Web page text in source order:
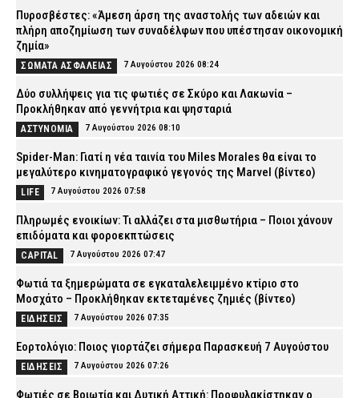
Πυροσβέστες: «Άμεση άρση της αναστολής των αδειών και
πλήρη αποζημίωση των συναδέλφων που υπέστησαν οικονομική
ζημία»
ΣΩΜΑΤΑ ΑΣΦΑΛΕΙΑΣ 7 Αυγούστου 2026 08:24
Δύο συλλήψεις για τις φωτιές σε Σκύρο και Λακωνία –
Προκλήθηκαν από γεννήτρια και ψησταριά
ΑΣΤΥΝΟΜΙΑ 7 Αυγούστου 2026 08:10
Spider-Man: Γιατί η νέα ταινία του Miles Morales θα είναι το
μεγαλύτερο κινηματογραφικό γεγονός της Marvel (βίντεο)
LIFE 7 Αυγούστου 2026 07:58
Πληρωμές ενοικίων: Τι αλλάζει στα μισθωτήρια – Ποιοι χάνουν
επιδόματα και φοροεκπτώσεις
CAPITAL 7 Αυγούστου 2026 07:47
Φωτιά τα ξημερώματα σε εγκαταλελειμμένο κτίριο στο
Μοσχάτο – Προκλήθηκαν εκτεταμένες ζημιές (βίντεο)
ΕΙΔΗΣΕΙΣ 7 Αυγούστου 2026 07:35
Εορτολόγιο: Ποιος γιορτάζει σήμερα Παρασκευή 7 Αυγούστου
ΕΙΔΗΣΕΙΣ 7 Αυγούστου 2026 07:26
Φωτιές σε Βοιωτία και Δυτική Αττική: Προφυλακίστηκαν ο